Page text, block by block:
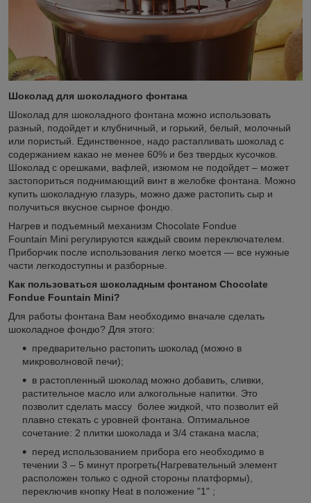
Шоколад для шоколадного фонтана
Шоколад для шоколадного фонтана можно использовать
разный, подойдет и клубничный, и горький, белый, молочный
или пористый. Единственное, надо растапливать шоколад с
содержанием какао не менее 60% и без твердых кусочков.
Шоколад с орешками, вафлей, изюмом не подойдет – может
застопориться поднимающий винт в желобке фонтана. Можно
купить шоколадную глазурь, можно даже растопить сыр и
получиться вкусное сырное фондю.
Нагрев и подъемный механизм Chocolate Fondue
Fountain Mini регулируются каждый своим переключателем.
Приборчик после использования легко моется ― все нужные
части легкодоступны и разборные.
Как пользоваться шоколадным фонтаном Chocolate
Fondue Fountain Mini?
Для работы фонтана Вам необходимо вначале сделать
шоколадное фондю? Для этого:
предварительно растопить шоколад (можно в
микроволновой печи);
в растопленный шоколад можно добавить, сливки,
растительное масло или алкогольные напитки. Это
позволит сделать массу более жидкой, что позволит ей
плавно стекать с уровней фонтана. Оптимальное
сочетание: 2 плитки шоколада и 3/4 стакана масла;
перед использованием прибора его необходимо в
течении 3 – 5 минут прогреть(Нагревательный элемент
расположен только с одной стороны платформы),
переключив кнопку Heat в положение "1" ;